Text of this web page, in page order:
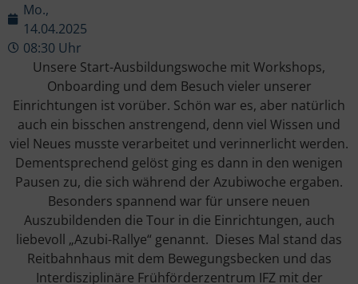
Mo.,
14.04.2025
08:30 Uhr
Unsere Start-Ausbildungswoche mit Workshops,
Onboarding und dem Besuch vieler unserer
Einrichtungen ist vorüber. Schön war es, aber natürlich
auch ein bisschen anstrengend, denn viel Wissen und
viel Neues musste verarbeitet und verinnerlicht werden.
Dementsprechend gelöst ging es dann in den wenigen
Pausen zu, die sich während der Azubiwoche ergaben.
Besonders spannend war für unsere neuen
Auszubildenden die Tour in die Einrichtungen, auch
liebevoll „Azubi-Rallye“ genannt. Dieses Mal stand das
Reitbahnhaus mit dem Bewegungsbecken und das
Interdisziplinäre Frühförderzentrum IFZ mit der